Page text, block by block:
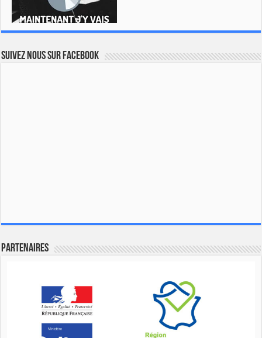
Suivez nous sur Facebook
Partenaires